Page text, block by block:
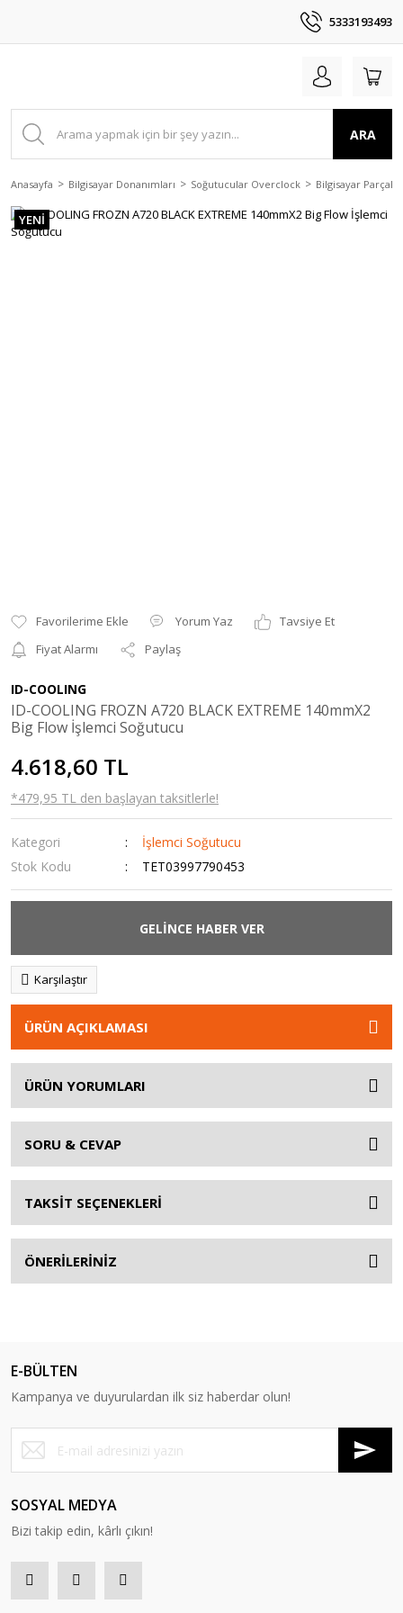
5333193493
ARA
Anasayfa Bilgisayar Donanımları Soğutucular Overclock Bilgisayar
YENİ
Yorum Yaz
Tavsiye Et
Fiyat Alarmı
Paylaş
ID-COOLING
ID-COOLING FROZN A720 BLACK EXTREME 140mmX2
Big Flow İşlemci Soğutucu
4.618,60 TL
*479,95 TL den başlayan taksitlerle!
Kategori
İşlemci Soğutucu
Stok Kodu
TET03997790453
GELİNCE HABER VER
Karşılaştır
ÜRÜN AÇIKLAMASI
ÜRÜN YORUMLARI
SORU & CEVAP
TAKSİT SEÇENEKLERİ
ÖNERİLERİNİZ
E-BÜLTEN
Kampanya ve duyurulardan ilk siz haberdar olun!
SOSYAL MEDYA
Bizi takip edin, kârlı çıkın!